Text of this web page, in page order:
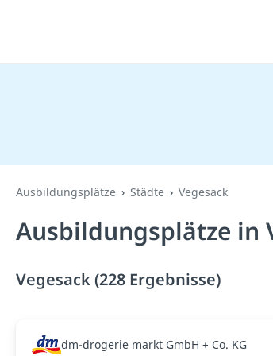
Ausbildungsplätze Städte Vegesack
Ausbildungsplätze in
Vegesack (228 Ergebnisse)
dm-drogerie markt GmbH + Co. KG